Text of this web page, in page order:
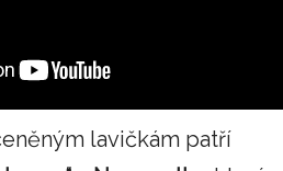
lavičkám patří